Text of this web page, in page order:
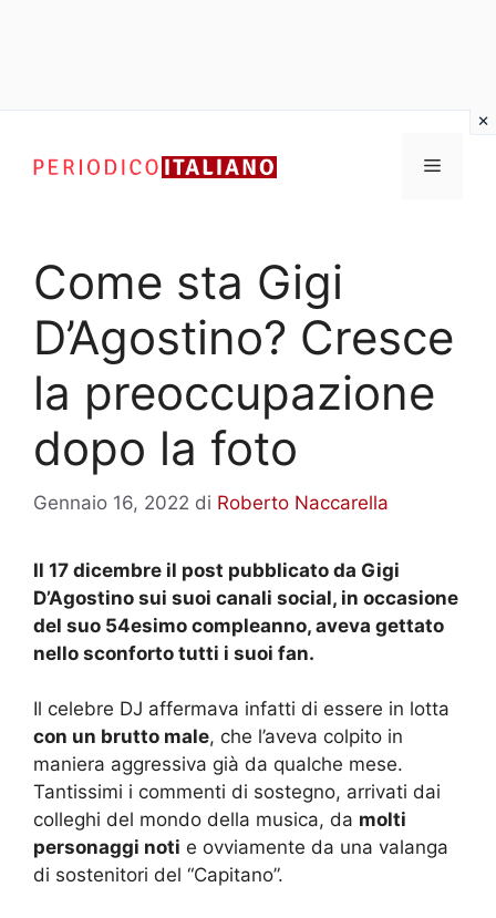
contenuto
Menu
Come sta Gigi
D’Agostino? Cresce
la preoccupazione
dopo la foto
Gennaio 16, 2022 di Roberto Naccarella
Il 17 dicembre il post pubblicato da Gigi
D’Agostino sui suoi canali social, in occasione
del suo 54esimo compleanno, aveva gettato
nello sconforto tutti i suoi fan.
Il celebre DJ affermava infatti di essere in lotta
con un brutto male, che l’aveva colpito in
maniera aggressiva già da qualche mese.
Tantissimi i commenti di sostegno, arrivati dai
colleghi del mondo della musica, da molti
personaggi noti e ovviamente da una valanga
di sostenitori del “Capitano”.